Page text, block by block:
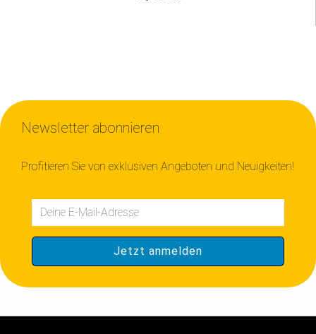
Newsletter abonnieren
Profitieren Sie von exklusiven Angeboten und Neuigkeiten!